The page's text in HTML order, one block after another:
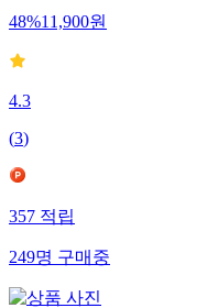
48%11,900원
4.3
(3)
357적립
249명구매중